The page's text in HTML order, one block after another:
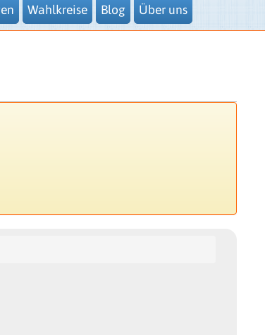
Wahlkreise Blog Über uns